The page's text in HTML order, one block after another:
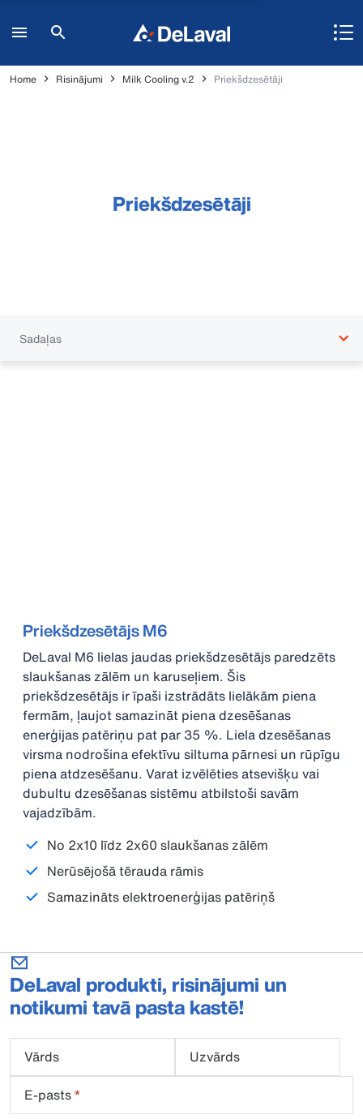
Home Risinājumi Milk Cooling v.2 Priekšdzesētāji
Priekšdzesētāji
Sadaļas
Priekšdzesētājs M6
DeLaval M6 lielas jaudas priekšdzesētājs paredzēts
slaukšanas zālēm un karuseļiem. Šis
priekšdzesētājs ir īpaši izstrādāts lielākām piena
fermām, ļaujot samazināt piena dzesēšanas
enerģijas patēriņu pat par 35 %. Liela dzesēšanas
virsma nodrošina efektīvu siltuma pārnesi un rūpīgu
piena atdzesēšanu. Varat izvēlēties atsevišķu vai
dubultu dzesēšanas sistēmu atbilstoši savām
vajadzībām.
No 2x10 līdz 2x60 slaukšanas zālēm
Nerūsējošā tērauda rāmis
Samazināts elektroenerģijas patēriņš
DeLaval produkti, risinājumi un
notikumi tavā pasta kastē!
Vārds
Uzvārds
E-pasts*